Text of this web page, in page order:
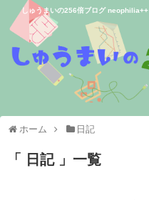
しゅうまいの256倍ブログ neophilia++
ホーム 日記
日記 一覧